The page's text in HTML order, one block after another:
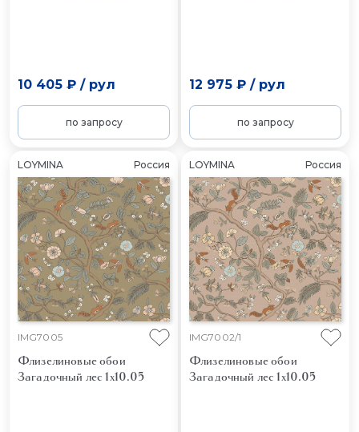
10 405 ₽/ рул
по запросу
12 975 ₽/ рул
по запросу
LOYMINA Россия
IMG7005
Флизелиновые обои
Загадочный лес 1x10.05
LOYMINA Россия
IMG7002/1
Флизелиновые обои
Загадочный лес 1x10.05